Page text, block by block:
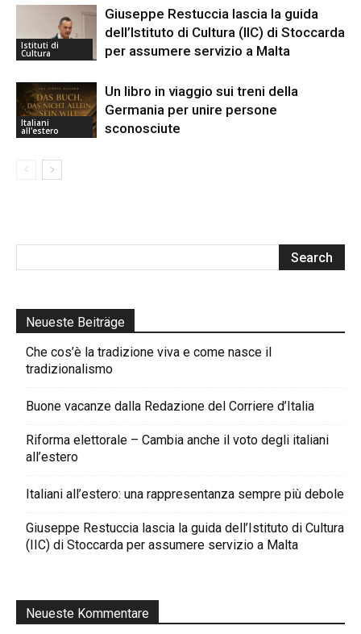
Istituti di
Cultura
Giuseppe Restuccia lascia la guida
dell’Istituto di Cultura (IIC) di Stoccarda
per assumere servizio a Malta
Italiani
all'estero
Un libro in viaggio sui treni della
Germania per unire persone
sconosciute
Neueste Beiträge
Che cos’è la tradizione viva e come nasce il
tradizionalismo
Buone vacanze dalla Redazione del Corriere d’Italia
Riforma elettorale – Cambia anche il voto degli italiani
all’estero
Italiani all’estero: una rappresentanza sempre più debole
Giuseppe Restuccia lascia la guida dell’Istituto di Cultura
(IIC) di Stoccarda per assumere servizio a Malta
Neueste Kommentare